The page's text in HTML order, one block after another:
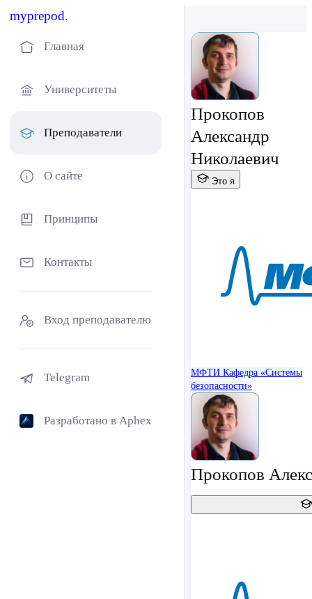
myprepod.
Главная
Университеты
Преподаватели
О сайте
Принципы
Контакты
Вход преподавателю
Telegram
Разработано в Aphex
Прокопов
Александр
Николаевич
Это я
МФТИ Кафедра «Системы
безопасности»
Прокопов